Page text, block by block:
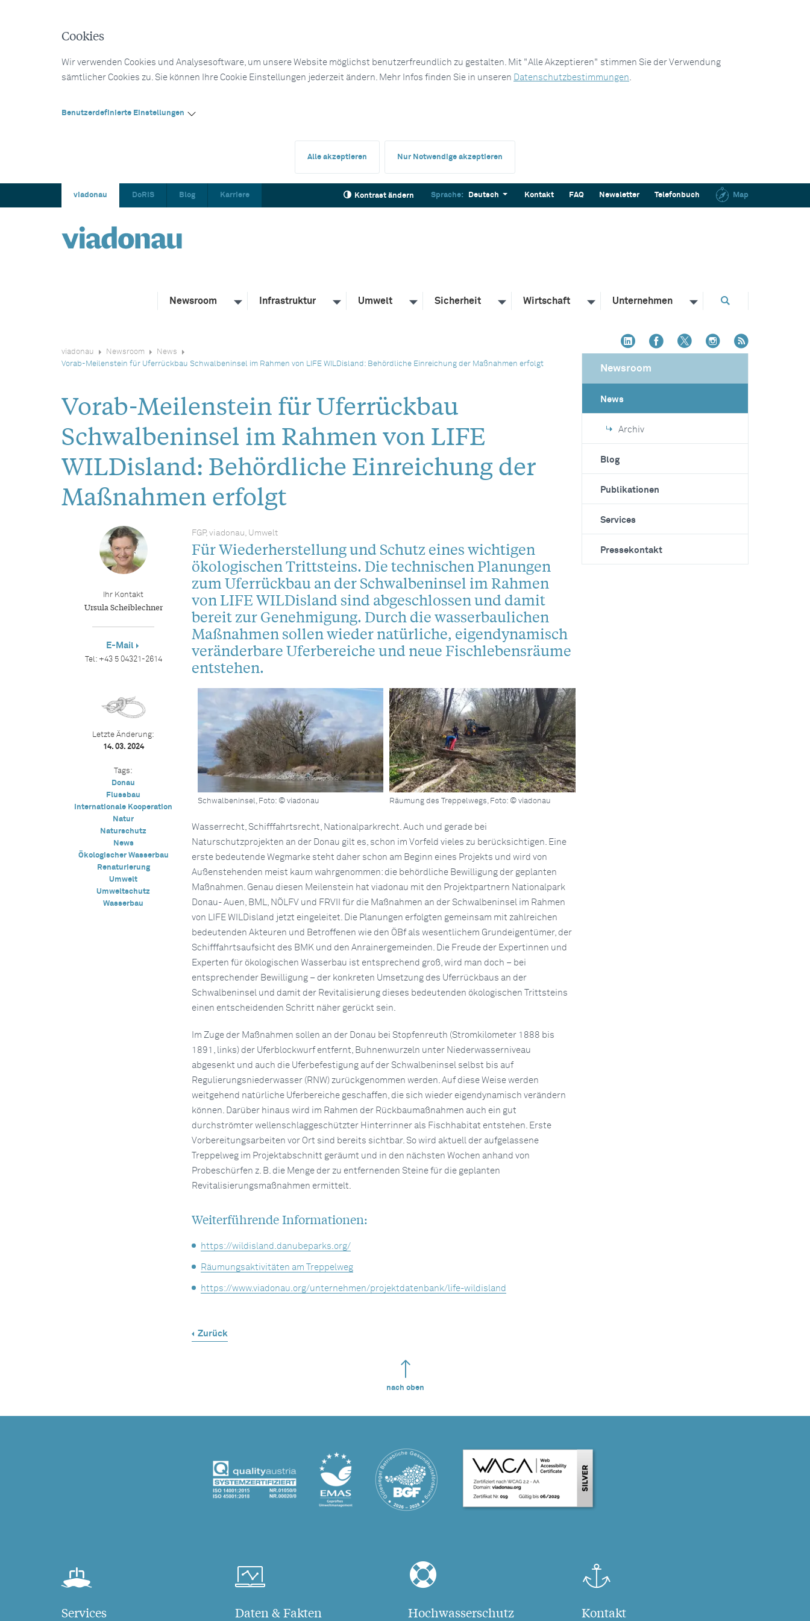
Cookies
Wir verwenden Cookies und Analysesoftware, um unsere Website möglichst benutzerfreundlich zu gestalten. Mit "Alle Akzeptieren" stimmen Sie der Verwendung
sämtlicher Cookies zu. Sie können Ihre Cookie Einstellungen jederzeit ändern. Mehr Infos finden Sie in unseren Datenschutzbestimmungen.
Benutzerdefinierte Einstellungen
Alle akzeptieren Nur Notwendige akzeptieren
viadonau DoRIS Blog Karriere Kontrast ändern Sprache: Deutsch Kontakt FAQ Newsletter Telefonbuch Map
Newsroom Infrastruktur Umwelt Sicherheit Wirtschaft Unternehmen
viadonau Newsroom
News
Vorab-Meilenstein für Uferrückbau Schwalbeninsel im Rahmen von LIFE WILDisland: Behördliche Einreichung der Maßnahmen erfolgt
Vorab-Meilenstein für Uferrückbau
Schwalbeninsel im Rahmen von LIFE
WILDisland: Behördliche Einreichung der
Maßnahmen erfolgt
FGP, viadonau, Umwelt
Für Wiederherstellung und Schutz eines wichtigen
ökologischen Trittsteins. Die technischen Planungen
zum Uferrückbau an der Schwalbeninsel im Rahmen
von LIFE WILDisland sind abgeschlossen und damit
bereit zur Genehmigung. Durch die wasserbaulichen
Maßnahmen sollen wieder natürliche, eigendynamisch
veränderbare Uferbereiche und neue Fischlebensräume
entstehen.
Räumung des Treppelwegs, Foto: © viadonau
Schwalbeninsel, Foto: © viadonau
Wasserrecht, Schifffahrtsrecht, Nationalparkrecht. Auch und gerade bei
Naturschutzprojekten an der Donau gilt es, schon im Vorfeld vieles zu berücksichtigen. Eine
erste bedeutende Wegmarke steht daher schon am Beginn eines Projekts und wird von
Außenstehenden meist kaum wahrgenommen: die behördliche Bewilligung der geplanten
Maßnahmen. Genau diesen Meilenstein hat viadonau mit den Projektpartnern Nationalpark
Donau- Auen, BML, NÖLFV und FRVII für die Maßnahmen an der Schwalbeninsel im Rahmen
von LIFE WILDisland jetzt eingeleitet. Die Planungen erfolgten gemeinsam mit zahlreichen
bedeutenden Akteuren und Betroffenen wie den ÖBf als wesentlichem Grundeigentümer, der
Schifffahrtsaufsicht des BMK und den Anrainergemeinden. Die Freude der Expertinnen und
Experten für ökologischen Wasserbau ist entsprechend groß, wird man doch – bei
entsprechender Bewilligung – der konkreten Umsetzung des Uferrückbaus an der
Schwalbeninsel und damit der Revitalisierung dieses bedeutenden ökologischen Trittsteins
einen entscheidenden Schritt näher gerückt sein.
Im Zuge der Maßnahmen sollen an der Donau bei Stopfenreuth (Stromkilometer 1888 bis
1891, links) der Uferblockwurf entfernt, Buhnenwurzeln unter Niederwasserniveau
abgesenkt und auch die Uferbefestigung auf der Schwalbeninsel selbst bis auf
Regulierungsniederwasser (RNW) zurückgenommen werden. Auf diese Weise werden
weitgehend natürliche Uferbereiche geschaffen, die sich wieder eigendynamisch verändern
können. Darüber hinaus wird im Rahmen der Rückbaumaßnahmen auch ein gut
durchströmter wellenschlaggeschützter Hinterrinner als Fischhabitat entstehen. Erste
Vorbereitungsarbeiten vor Ort sind bereits sichtbar. So wird aktuell der aufgelassene
Treppelweg im Projektabschnitt geräumt und in den nächsten Wochen anhand von
Probeschürfen z. B. die Menge der zu entfernenden Steine für die geplanten
Revitalisierungsmaßnahmen ermittelt.
Weiterführende Informationen:
https://wildisland.danubeparks.org/
Räumungsaktivitäten am Treppelweg
https://www.viadonau.org/unternehmen/projektdatenbank/life-wildisland
Zurück
Ihr Kontakt
Ursula Scheiblechner
E-Mail
Tel: +43 5 04321-2614
Letzte Änderung:
14. 03. 2024
Tags:
Donau
Flussbau
Internationale Kooperation
Natur
Naturschutz
News
Ökologischer Wasserbau
Renaturierung
Umwelt
Umweltschutz
Wasserbau
Newsroom
News
Archiv
Blog
Publikationen
Services
Pressekontakt
nach oben
Services Daten & Fakten Hochwasserschutz Kontakt